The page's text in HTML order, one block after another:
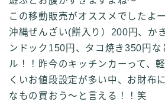
この移動販売がオススメでしたよー
沖縄ぜんざい(餅入り）200円、か
ンドック150円、タコ焼き350円な
ル！！昨今のキッチンカーって、
くいお値段設定が多い中、お財布
なもの買おう～と言える！！笑